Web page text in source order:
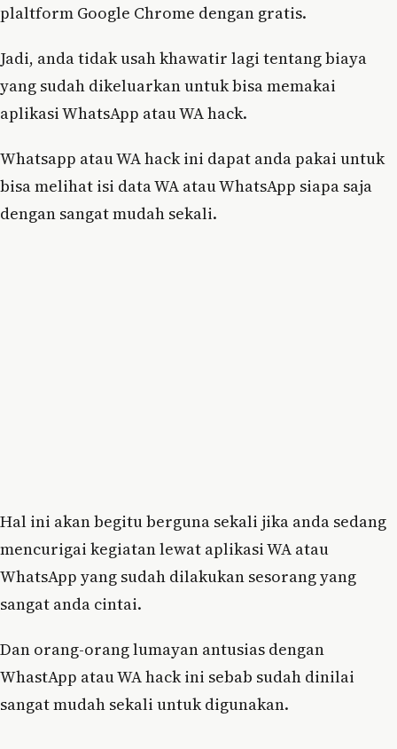
plaltform Google Chrome dengan gratis.
Jadi, anda tidak usah khawatir lagi tentang biaya
yang sudah dikeluarkan untuk bisa memakai
aplikasi WhatsApp atau WA hack.
Whatsapp atau WA hack ini dapat anda pakai untuk
bisa melihat isi data WA atau WhatsApp siapa saja
dengan sangat mudah sekali.
Hal ini akan begitu berguna sekali jika anda sedang
mencurigai kegiatan lewat aplikasi WA atau
WhatsApp yang sudah dilakukan sesorang yang
sangat anda cintai.
Dan orang-orang lumayan antusias dengan
WhastApp atau WA hack ini sebab sudah dinilai
sangat mudah sekali untuk digunakan.